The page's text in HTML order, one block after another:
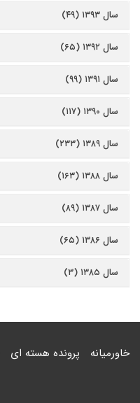
سال ۱۳۹۳ (۴۹)
سال ۱۳۹۲ (۶۵)
سال ۱۳۹۱ (۹۹)
سال ۱۳۹۰ (۱۱۷)
سال ۱۳۸۹ (۲۳۳)
سال ۱۳۸۸ (۱۶۳)
سال ۱۳۸۷ (۸۹)
سال ۱۳۸۶ (۶۵)
سال ۱۳۸۵ (۳)
خاورمیانه پرونده هسته ای